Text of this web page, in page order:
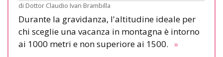
di Dottor Claudio Ivan Brambilla
Durante la gravidanza, l'altitudine ideale per
chi sceglie una vacanza in montagna è intorno
ai 1000 metri e non superiore ai 1500. »